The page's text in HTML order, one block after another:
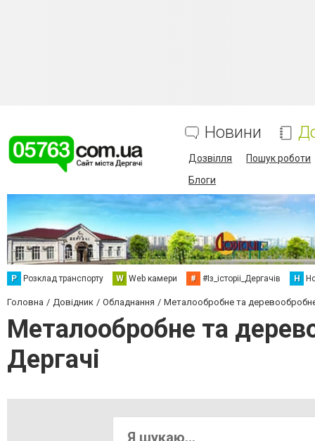
Новини
Дозвілля Пошук роботи
Блоги
Р Розклад транспорту W Web камери # #Із_історіі_Дергачів Н
Головна Довідник Обладнання Металообробне та
Металообробне та
Дергачі